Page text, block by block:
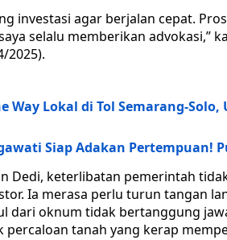
investasi agar berjalan cepat.
selalu memberikan advokasi,”
2025).
Way Lokal di Tol Semarang-
Siap Adakan Pertempuan!
Dedi, keterlibatan pemerintah
Ia merasa perlu turun tangan
dari oknum tidak bertanggung
percaloan tanah yang kerap